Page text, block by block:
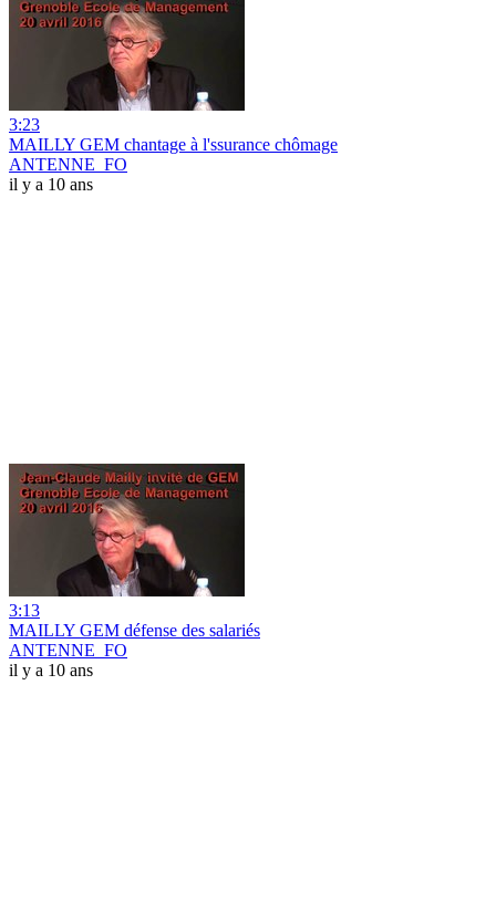
3:23
MAILLY GEM chantage à l'ssurance chômage
ANTENNE_FO
il y a 10 ans
3:13
MAILLY GEM défense des salariés
ANTENNE_FO
il y a 10 ans